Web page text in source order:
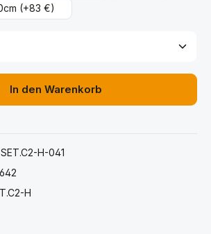
(+83 €)
Gib den gewünschten Wert ein
In den Warenkorb
SET.C2-H-041
H